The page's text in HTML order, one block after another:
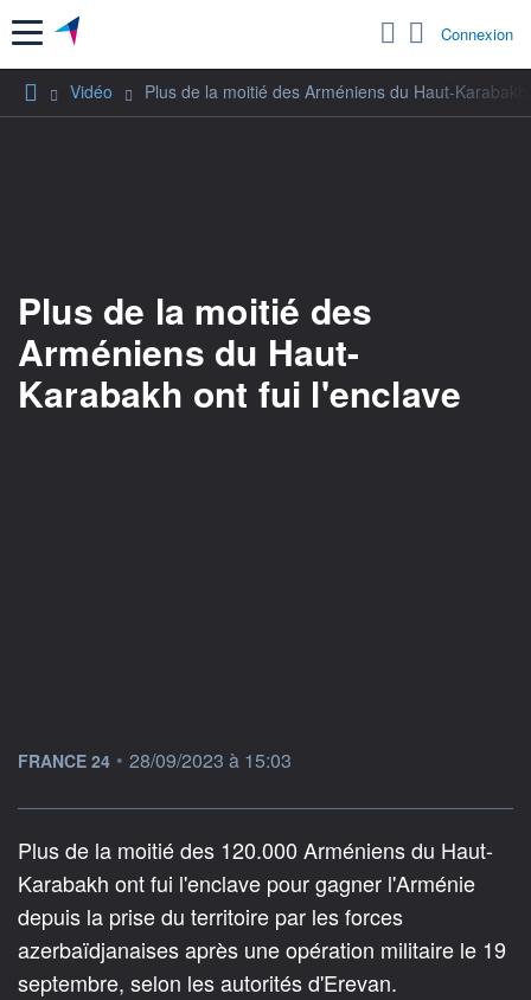
Menu Connexion
Vidéo Plus de la moitié des Arméniens du Haut-
Plus de la moitié des
Arméniens du Haut-
Karabakh ont fui l'enclave
information fournie par
FRANCE 24 • 28/09/2023 à 15:03
Plus de la moitié des 120.000 Arméniens du Haut-
Karabakh ont fui l'enclave pour gagner l'Arménie
depuis la prise du territoire par les forces
azerbaïdjanaises après une opération militaire le 19
septembre, selon les autorités d'Erevan.